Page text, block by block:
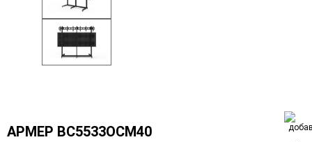
АРМЕР ВС5533ОСМ40